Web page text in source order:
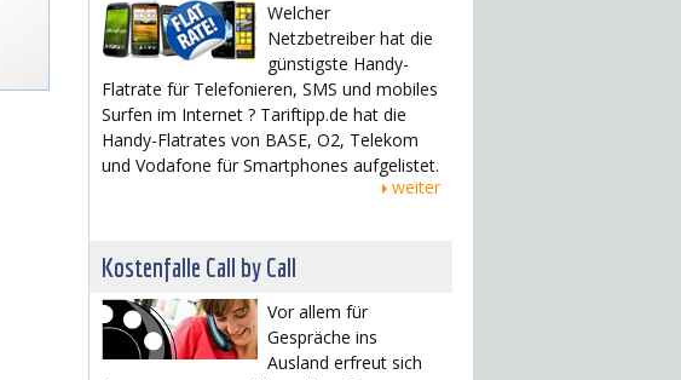
Welcher
Netzbetreiber hat die
günstigste Handy-
Flatrate für Telefonieren, SMS und mobiles
Surfen im Internet ? Tariftipp.de hat die
Handy-Flatrates von BASE, O2, Telekom
und Vodafone für Smartphones aufgelistet.
weiter
Kostenfalle Call by Call
Vor allem für
Gespräche ins
Ausland erfreut sich